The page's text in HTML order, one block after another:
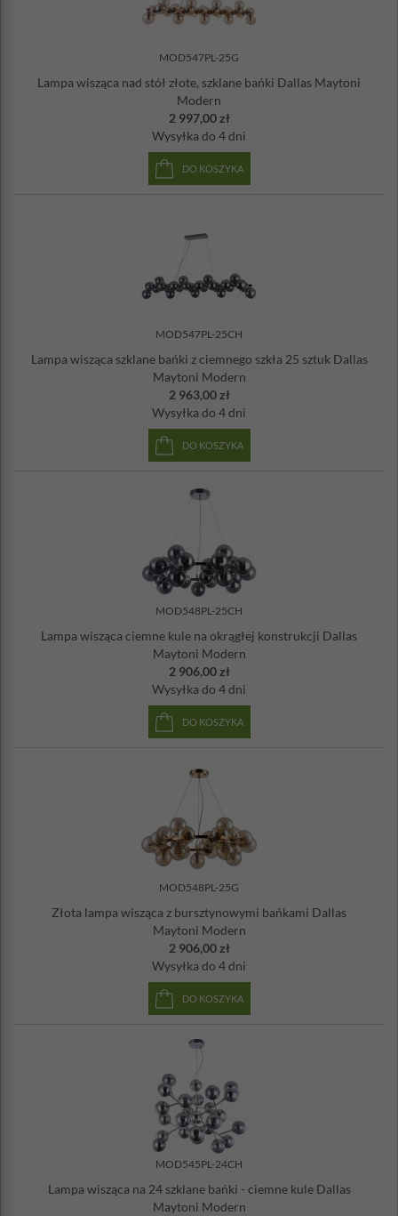
Materiał: metal, szkło
Wysokość lampy: 40 cm
Średnica: 65 cm
Wysokość całkowita: 146,5 cm
Wysokość zawieszenia: 50-104 cm
Wysokość osłony przy suficie: 2,5 cm
Średnica osłony przy suficie: 10 cm
Klasa energetyczna: A++-E
produkt może wymagać samodzielnego złożenia.
MOD547PL-25G
Lampa wisząca nad stół złote, szklane bańki Dallas Maytoni
Modern
2 997,00 zł
Wysyłka do 4 dni
DO KOSZYKA
MOD547PL-25CH
Lampa wisząca szklane bańki z ciemnego szkła 25 sztuk Dallas
Maytoni Modern
2 963,00 zł
Wysyłka do 4 dni
DO KOSZYKA
MOD548PL-25CH
Lampa wisząca ciemne kule na okrągłej konstrukcji Dallas
Maytoni Modern
2 906,00 zł
Wysyłka do 4 dni
DO KOSZYKA
MOD548PL-25G
Złota lampa wisząca z bursztynowymi bańkami Dallas
Maytoni Modern
2 906,00 zł
Wysyłka do 4 dni
DO KOSZYKA
MOD545PL-24CH
Lampa wisząca na 24 szklane bańki - ciemne kule Dallas
Maytoni Modern